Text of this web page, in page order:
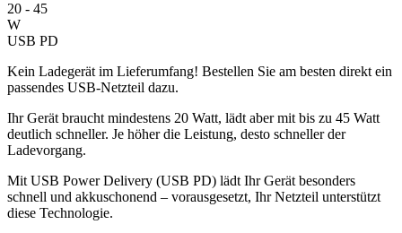
20 - 45
W
USB PD
Kein Ladegerät im Lieferumfang! Bestellen Sie am besten direkt ein
passendes USB-Netzteil dazu.
Ihr Gerät braucht mindestens 20 Watt, lädt aber mit bis zu 45 Watt
deutlich schneller. Je höher die Leistung, desto schneller der
Ladevorgang.
Mit USB Power Delivery (USB PD) lädt Ihr Gerät besonders
schnell und akkuschonend – vorausgesetzt, Ihr Netzteil unterstützt
diese Technologie.